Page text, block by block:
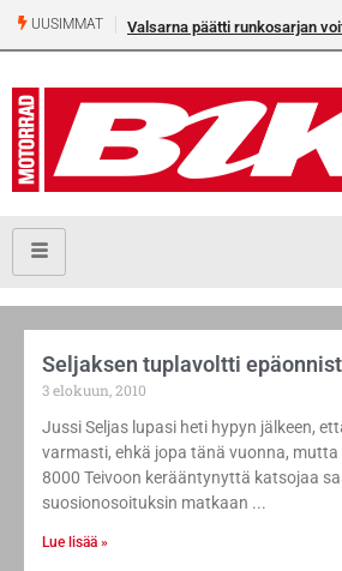
UUSIMMAT Valsarna päätti runkosarjan
Seljaksen tuplavoltti
3 elokuun, 2010
Jussi Seljas lupasi heti hypyn jälkeen,
varmasti, ehkä jopa tänä vuonna, mutta
8000 Teivoon kerääntynyttä katsojaa
suosionosoituksin matkaan
Lue lisää »